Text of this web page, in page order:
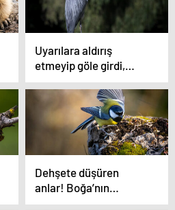
Uyarılara aldırış
etmeyip göle girdi,
timsaha yem oldu
Dehşete düşüren
anlar! Boğa’nın
gazabına uğradı…